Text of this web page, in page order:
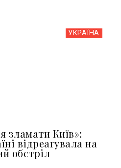
УКРАЇНА
зламати Київ»:
відреагувала на
обстріл